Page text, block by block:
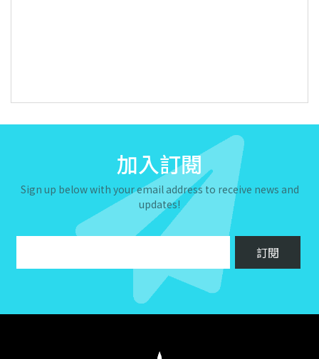
加入訂閱
Sign up below with your email address to receive news and
updates!